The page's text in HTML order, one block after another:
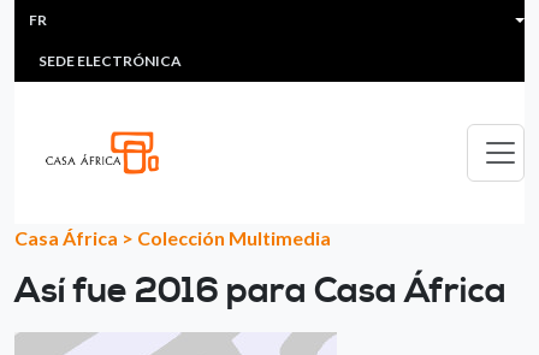
Aller au contenu principal
HEADER MENU
MULTIMEDIA
SEDE ELECTRÓNICA
FR
Casa África > Colección Multimedia
Así fue 2016 para Casa África